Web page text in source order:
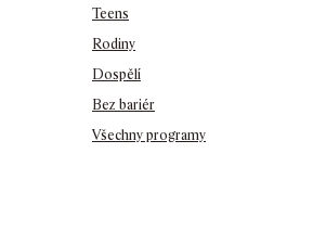
Teens
Rodiny
Dospělí
Bez bariér
Všechny programy